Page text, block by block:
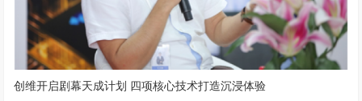
创维开启剧幕天成计划 四项核心技术打造沉浸体验